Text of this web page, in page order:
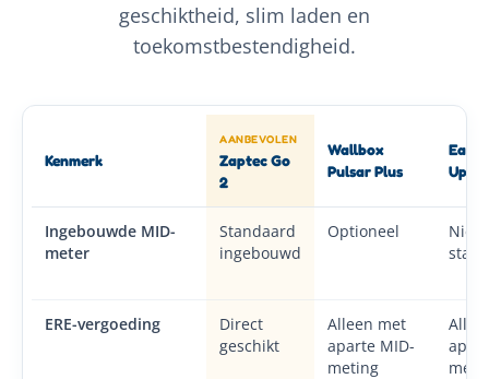
geschiktheid, slim laden en
toekomstbestendigheid.
Kenmerk
AANBEVOLEN
Zaptec Go
2
Wallbox
Pulsar Plus
Up
Ingebouwde MID-
meter
Standaard
ingebouwd
Optioneel
Niet
ERE-vergoeding
Direct
geschikt
Alleen met
aparte MID-
meting